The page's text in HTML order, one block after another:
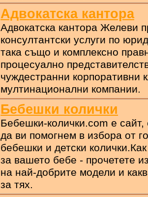
Адвокатска кантора
Адвокатска кантора Желеви
консултантски услуги по
така също и комплексно
процесуално
чуждестранни корпоративни
мултинационални компании.
Бебешки колички
Бебешки-колички.com e
да ви помогнем в избора от
бебешки и детски
за вашето бебе - прочетете
на най-добрите модели и
за тях.